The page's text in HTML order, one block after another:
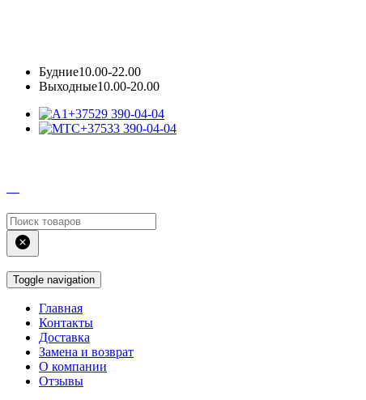
Будние10.00-22.00
Выходные10.00-20.00
+37529 390-04-04
+37533 390-04-04
Toggle navigation
Главная
Контакты
Доставка
Замена и возврат
О компании
Отзывы